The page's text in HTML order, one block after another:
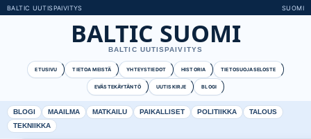
BALTIC UUTISPAIVITYS SUOMI
BALTIC SUOMI
BALTIC UUTISPAIVITYS
ETUSIVU TIETOA MEISTÄ YHTEYSTIEDOT HISTORIA TIETOSUOJASELOSTE
EVÄSTEKÄYTÄNTÖ UUTISKIRJE BLOGI
BLOGI MAAILMA MATKAILU PAIKALLISET POLITIIKKA
TALOUS
TEKNIIKKA